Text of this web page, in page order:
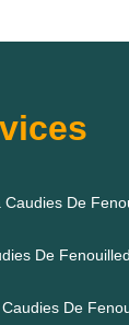
De
De
De